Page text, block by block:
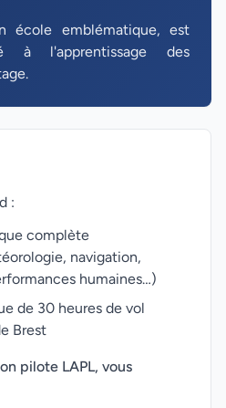
école emblématique, est
à l'apprentissage des
:
complète
navigation,
humaines…)
de 30 heures de vol
Brest
pilote LAPL, vous